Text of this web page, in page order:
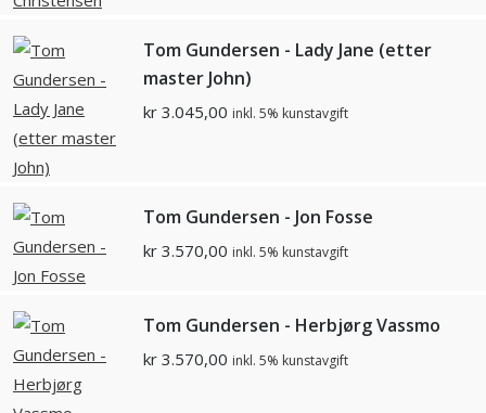
Tom Gundersen - Lady Jane (etter
master John)
kr 3.045,00 inkl. 5% kunstavgift
Tom Gundersen - Jon Fosse
kr 3.570,00 inkl. 5% kunstavgift
Tom Gundersen - Herbjørg Vassmo
kr 3.570,00 inkl. 5% kunstavgift